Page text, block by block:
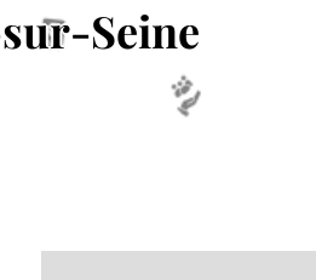
Seine